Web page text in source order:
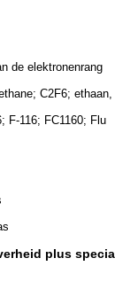
de elektronenrang
C2F6;
F-116; FC1160; Flu
plus